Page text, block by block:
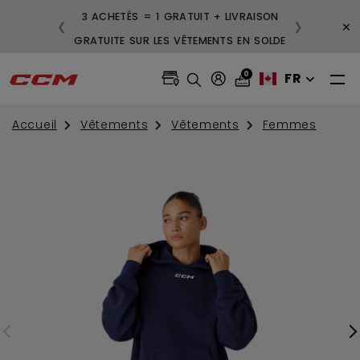
3 ACHETÉS = 1 GRATUIT + LIVRAISON
GRATUITE SUR LES VÊTEMENTS EN SOLDE
❮ ❯ ×
0 FR
Accueil Vêtements Vêtements Femmes